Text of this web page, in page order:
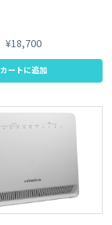
¥18,700
カートに追加